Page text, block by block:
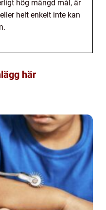
hög mängd mål, är
helt enkelt inte kan
här